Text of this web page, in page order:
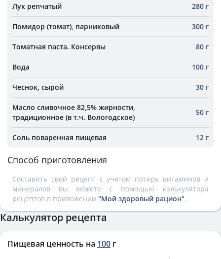
Лук репчатый 280 г
Помидор (томат), парниковый 300 г
Томатная паста. Консервы 80 г
Вода 100 г
Чеснок, сырой 30 г
Масло сливочное 82,5% жирности,
традиционное (в т.ч. Вологодское)
50 г
Соль поваренная пищевая 12 г
Способ приготовления
Составить свой рецепт с учетом потерь витаминов и
минералов вы можете с помощью калькулятора
рецептов в приложении "Мой здоровый рацион".
Калькулятор рецепта
Пищевая ценность на 100 г